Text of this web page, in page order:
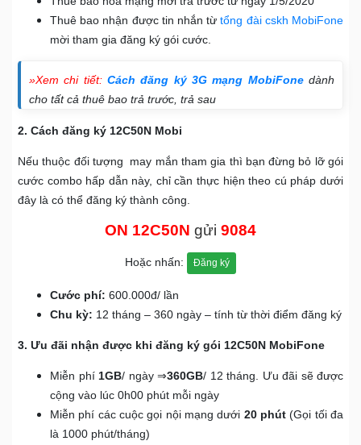
Thuê bao nhận được tin nhắn từtổng đài cskh MobiFone
mời tham gia đăng ký gói cước.
»Xem chi tiết: Cách đăng ký 3G mạng MobiFonedành
cho tất cả thuê bao trả trước, trả sau
2. Cách đăng ký 12C50N Mobi
Nếu thuộc đối tượng may mắn tham gia thì bạn đừng bỏ lỡ gói
cước combo hấp dẫn này, chỉ cần thực hiện theo cú pháp dưới
đây là có thể đăng ký thành công.
ON 12C50N gửi 9084
Hoặc nhấn: Đăng ký
Cước phí: 600.000đ/ lần
Chu kỳ: 12 tháng – 360 ngày – tính từ thời điểm đăng ký
3. Ưu đãi nhận được khi đăng ký gói 12C50N MobiFone
Miễn phí 1GB/ ngày ⇒360GB/ 12 tháng. Ưu đãi sẽ được
cộng vào lúc 0h00 phút mỗi ngày
Miễn phí các cuộc gọi nội mạng dưới 20 phút (Gọi tối đa
là 1000 phút/tháng)